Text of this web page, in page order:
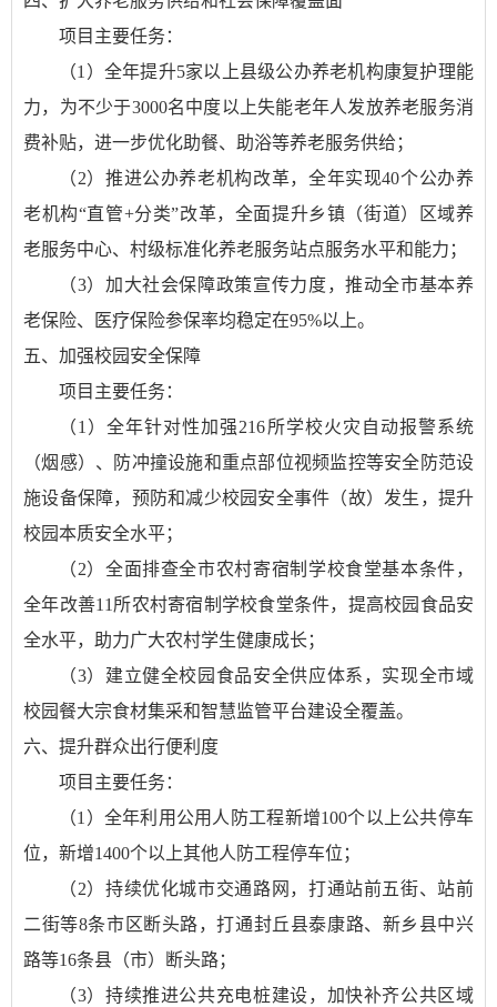
项目主要任务：
（1）全年提升5家以上县级公办养老机构康复护理能
力，为不少于3000名中度以上失能老年人发放养老服务消
费补贴，进一步优化助餐、助浴等养老服务供给；
（2）推进公办养老机构改革，全年实现40个公办养
老机构“直管+分类”改革，全面提升乡镇（街道）区域养
老服务中心、村级标准化养老服务站点服务水平和能力；
（3）加大社会保障政策宣传力度，推动全市基本养
老保险、医疗保险参保率均稳定在95%以上。
五、加强校园安全保障
项目主要任务：
（1）全年针对性加强216所学校火灾自动报警系统
（烟感）、防冲撞设施和重点部位视频监控等安全防范设
施设备保障，预防和减少校园安全事件（故）发生，提升
校园本质安全水平；
（2）全面排查全市农村寄宿制学校食堂基本条件，
全年改善11所农村寄宿制学校食堂条件，提高校园食品安
全水平，助力广大农村学生健康成长；
（3）建立健全校园食品安全供应体系，实现全市域
校园餐大宗食材集采和智慧监管平台建设全覆盖。
六、提升群众出行便利度
项目主要任务：
（1）全年利用公用人防工程新增100个以上公共停车
位，新增1400个以上其他人防工程停车位；
（2）持续优化城市交通路网，打通站前五街、站前
二街等8条市区断头路，打通封丘县泰康路、新乡县中兴
路等16条县（市）断头路；
（3）持续推进公共充电桩建设，加快补齐公共区域